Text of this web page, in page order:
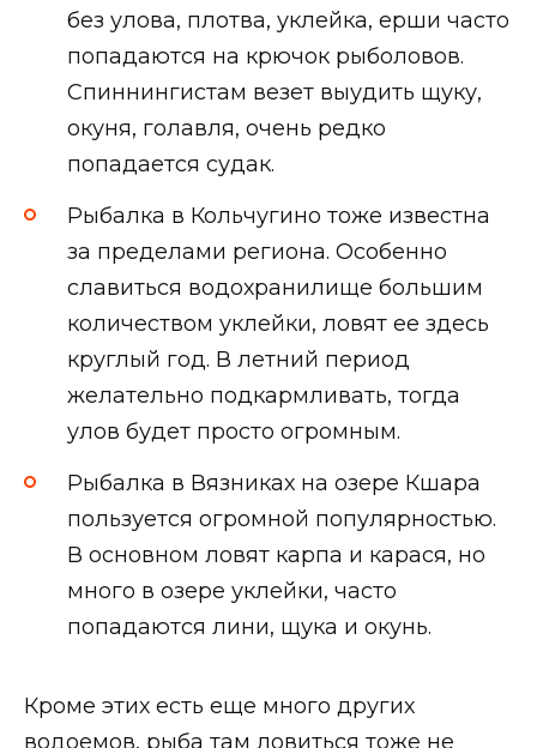
без улова, плотва, уклейка, ерши часто
попадаются на крючок рыболовов.
Спиннингистам везет выудить щуку,
окуня, голавля, очень редко
попадается судак.
Рыбалка в Кольчугино тоже известна
за пределами региона. Особенно
славиться водохранилище большим
количеством уклейки, ловят ее здесь
круглый год. В летний период
желательно подкармливать, тогда
улов будет просто огромным.
Рыбалка в Вязниках на озере Кшара
пользуется огромной популярностью.
В основном ловят карпа и карася, но
много в озере уклейки, часто
попадаются лини, щука и окунь.
Кроме этих есть еще много других
водоемов, рыба там ловиться тоже не